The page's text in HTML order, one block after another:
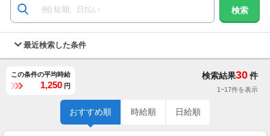
検索
最近検索した条件
この条件の平均時給
1,250 円
検索結果30件
1~17件を表示
おすすめ順 時給順 日給順